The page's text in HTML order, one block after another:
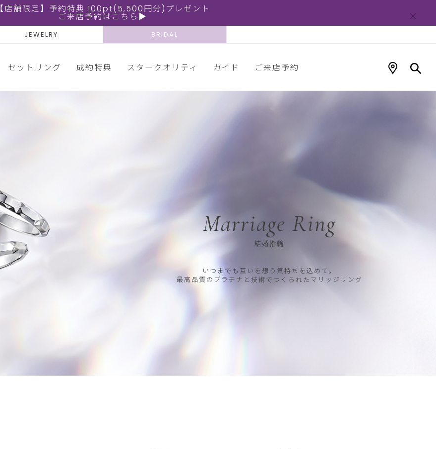
【店舗限定】予約特典 100pt(5,500円分)プレゼント
ご来店予約はこちら▶
JEWELRY BRIDAL
セットリング 成約特典 スタークオリティ ガイド ご来店予約
Marriage Ring
結婚指輪
いつまでも互いを想う気持ちを込めて。
最高品質のプラチナと技術でつくられたマリッジリング